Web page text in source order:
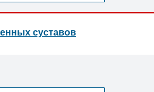
суставов